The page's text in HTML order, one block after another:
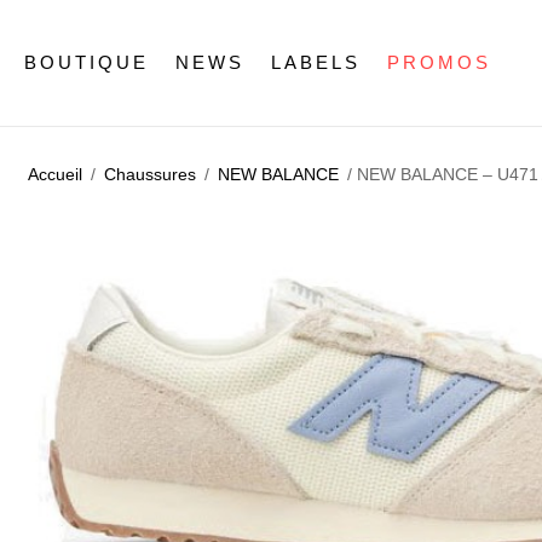
BOUTIQUE NEWS LABELS PROMOS
Accueil / Chaussures / NEW BALANCE / NEW BALANCE –